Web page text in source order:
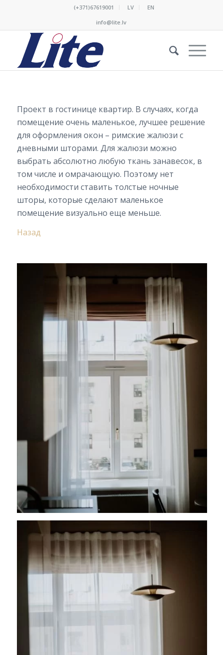
(+371)67619001 LV
EN
info@lite.lv
Проект в гостинице квартир. В случаях, когда
помещение очень маленькое, лучшее решение
для оформления окон – римские жалюзи с
дневными шторами. Для жалюзи можно
выбрать абсолютно любую ткань занавесок, в
том числе и омрачающую. Поэтому нет
необходимости ставить толстые ночные
шторы, которые сделают маленькое
помещение визуально еще меньше.
Назад